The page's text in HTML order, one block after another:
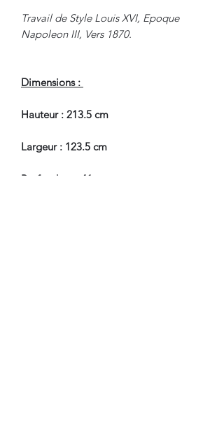
Travail de Style Louis XVI, Epoque
Napoleon III, Vers 1870.
Dimensions :
Hauteur : 213.5 cm
Largeur : 123.5 cm
Profondeur : 41 cm